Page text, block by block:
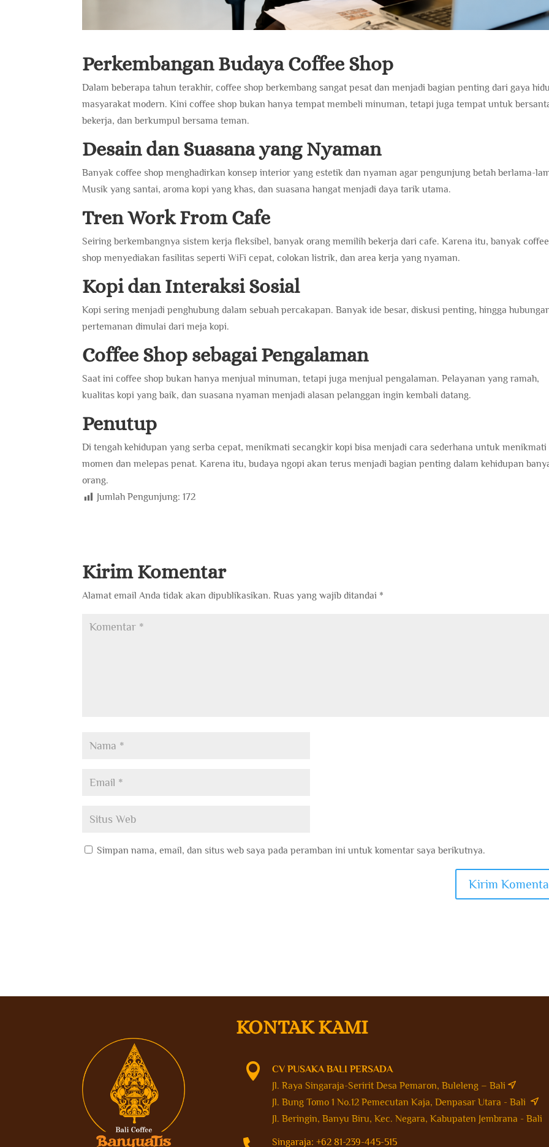
Perkembangan Budaya Coffee Shop
Dalam beberapa tahun terakhir, coffee shop berkembang sangat pesat dan menjadi bagian penting dari gaya
masyarakat modern. Kini coffee shop bukan hanya tempat membeli minuman, tetapi juga tempat untuk
bekerja, dan berkumpul bersama teman.
Desain dan Suasana yang Nyaman
Banyak coffee shop menghadirkan konsep interior yang estetik dan nyaman agar pengunjung betah berlama-
Musik yang santai, aroma kopi yang khas, dan suasana hangat menjadi daya tarik utama.
Tren Work From Cafe
Seiring berkembangnya sistem kerja fleksibel, banyak orang memilih bekerja dari cafe. Karena itu, banyak coffee
shop menyediakan fasilitas seperti WiFi cepat, colokan listrik, dan area kerja yang nyaman.
Kopi dan Interaksi Sosial
Kopi sering menjadi penghubung dalam sebuah percakapan. Banyak ide besar, diskusi penting, hingga
pertemanan dimulai dari meja kopi.
Coffee Shop sebagai Pengalaman
Saat ini coffee shop bukan hanya menjual minuman, tetapi juga menjual pengalaman. Pelayanan yang ramah,
kualitas kopi yang baik, dan suasana nyaman menjadi alasan pelanggan ingin kembali datang.
Penutup
Di tengah kehidupan yang serba cepat, menikmati secangkir kopi bisa menjadi cara sederhana untuk menikmati
momen dan melepas penat. Karena itu, budaya ngopi akan terus menjadi bagian penting dalam kehidupan
orang.
Jumlah Pengunjung: 172
Kirim Komentar
Alamat email Anda tidak akan dipublikasikan. Ruas yang wajib ditandai *
Simpan nama, email, dan situs web saya pada peramban ini untuk komentar saya berikutnya.
KONTAK KAMI

CV PUSAKA BALI PERSADA
Jl. Raya Singaraja-Seririt Desa Pemaron, Buleleng – Bali
Jl. Bung Tomo 1 No.12 Pemecutan Kaja, Denpasar Utara - Bali
Jl. Beringin, Banyu Biru, Kec. Negara, Kabupaten Jembrana - Bali
Singaraja: +62 81-239-445-515